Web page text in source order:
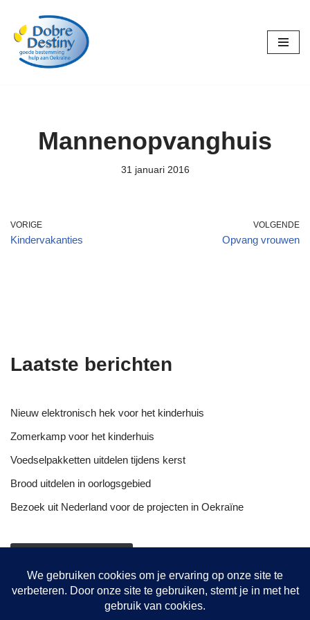
Ga
naar
Mannenopvanghuis
31 januari 2016
VORIGE
Kindervakanties
VOLGENDE
Opvang vrouwen
Laatste berichten
Nieuw elektronisch hek voor het kinderhuis
Zomerkamp voor het kinderhuis
Voedselpakketten uitdelen tijdens kerst
Brood uitdelen in oorlogsgebied
Bezoek uit Nederland voor de projecten in Oekraïne